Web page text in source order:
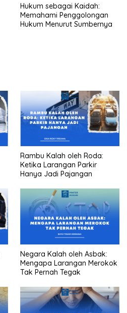
Hukum sebagai Kaidah:
Memahami Penggolongan
Hukum Menurut Sumbernya
Rambu Kalah oleh Roda:
Ketika Larangan Parkir
Hanya Jadi Pajangan
Negara Kalah oleh Asbak:
Mengapa Larangan Merokok
Tak Pernah Tegak